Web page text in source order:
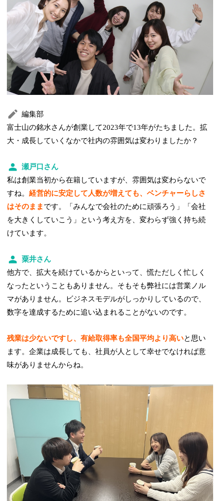
編集部
富士山の銘水さんが創業して2023年で13年がたちました。拡
大・成長していくなかで社内の雰囲気は変わりましたか？
瀬戸口さん
私は創業当初から在籍していますが、雰囲気は変わらないで
すね。経営的に安定して人数が増えても、ベンチャーらしさ
はそのまま です。「みんなで会社のために頑張ろう」「会社
を大きくしていこう」という考え方を、変わらず強く持ち続
けています。
粟井さん
他方で、拡大を続けているからといって、慌ただしく忙しく
なったということもありません。そもそも弊社には営業ノル
マがありません。ビジネスモデルがしっかりしているので、
数字を達成するために追い込まれることがないのです。
残業は少ないですし、有給取得率も全国平均より高いと思い
ます。企業は成長しても、社員が人として幸せでなければ意
味がありませんからね。